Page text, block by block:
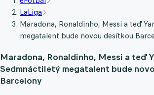
LaLiga
Maradona, Ronaldinho, Messi a teď
megatalent bude novou desítkou
Maradona, Ronaldinho, Messi a teď
Sedmnáctiletý megatalent bude
Barcelony